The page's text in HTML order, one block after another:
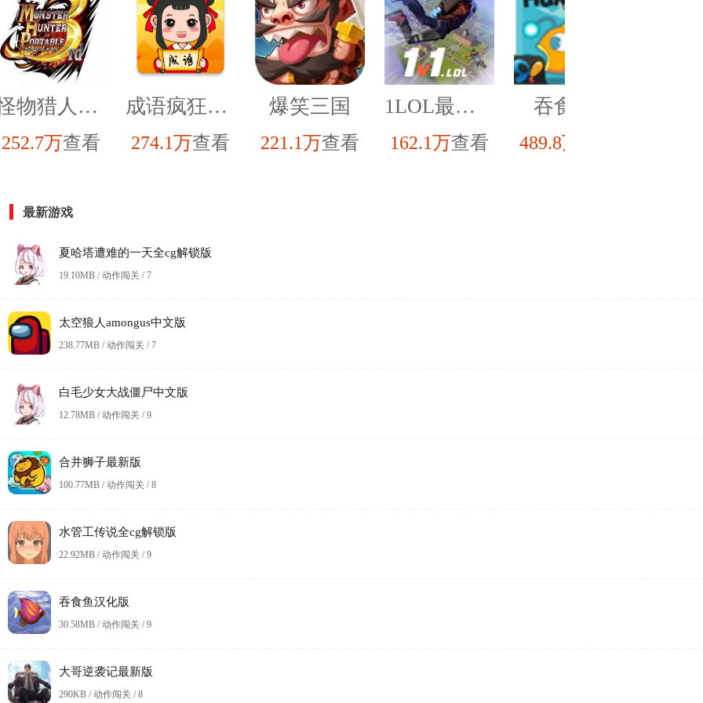
怪物猎人P3汉化高清版
252.7万查看
成语疯狂猜红包版
274.1万查看
爆笑三国
221.1万查看
1LOL最新版
162.1万查看
吞食鱼2
489.8万
最新游戏
夏哈塔遭难的一天全cg解锁版
19.10MB / 动作闯关 /7
太空狼人amongus中文版
238.77MB / 动作闯关 /7
白毛少女大战僵尸中文版
12.78MB / 动作闯关 /9
合并狮子最新版
100.77MB / 动作闯关 /8
水管工传说全cg解锁版
22.92MB / 动作闯关 /9
吞食鱼汉化版
30.58MB / 动作闯关 /9
大哥逆袭记最新版
290KB / 动作闯关 /8